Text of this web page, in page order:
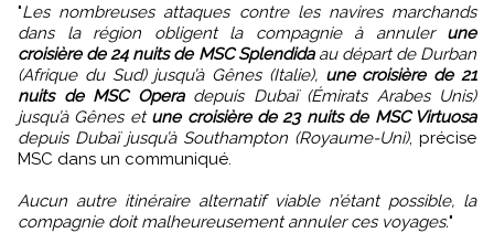
"Les nombreuses attaques contre les navires marchands
dans la région obligent la compagnie à annuler une
croisière de 24 nuits de MSC Splendidaau départ de Durban
(Afrique du Sud) jusqu’à Gênes (Italie), une croisière de 21
nuits de MSC Operadepuis Dubaï (Émirats Arabes Unis)
jusqu’à Gênes et une croisière de 23 nuits de MSC Virtuosa
depuis Dubaï jusqu’à Southampton (Royaume-Uni), précise
MSC dans un communiqué.
Aucun autre itinéraire alternatif viable n’étant possible, la
compagnie doit malheureusement annuler ces voyages."